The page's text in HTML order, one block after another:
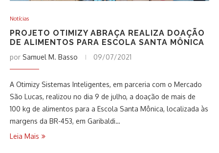
Notícias
PROJETO OTIMIZY ABRAÇA REALIZA DOAÇÃO
DE ALIMENTOS PARA ESCOLA SANTA MÔNICA
por Samuel M. Basso 09/07/2021
A Otimizy Sistemas Inteligentes, em parceria com o Mercado
São Lucas, realizou no dia 9 de julho, a doação de mais de
100 kg de alimentos para a Escola Santa Mônica, localizada às
margens da BR-453, em Garibaldi…
Leia Mais